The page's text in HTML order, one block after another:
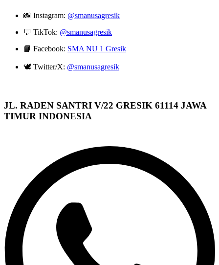
📸 Instagram: @smanusagresik
💬 TikTok: @smanusagresik
📘 Facebook: SMA NU 1 Gresik
🕊️ Twitter/X: @smanusagresik
JL. RADEN SANTRI V/22 GRESIK 61114 JAWA
TIMUR INDONESIA